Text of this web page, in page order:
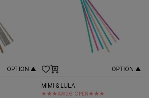
OPTION ▲ OPTION ▲
MIMI & LULA
★★★AW26 OPEN★★★